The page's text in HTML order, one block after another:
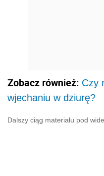
Zobacz również: Czy
wjechaniu w dziurę?
Dalszy ciąg materiału pod